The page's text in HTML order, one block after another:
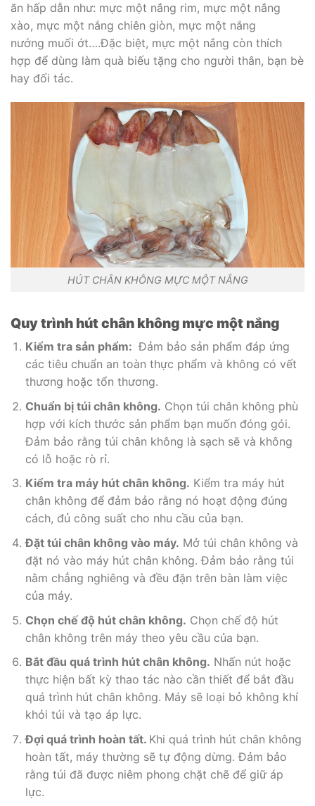
ăn hấp dẫn như: mực một nắng rim, mực một nắng
xào, mực một nắng chiên giòn, mực một nắng
nướng muối ớt….Đặc biệt, mực một nắng còn thích
hợp để dùng làm quà biếu tặng cho người thân, bạn bè
hay đối tác.
HÚT CHÂN KHÔNG MỰC MỘT NẮNG
Quy trình hút chân không mực một nắng
Kiểm tra sản phẩm: Đảm bảo sản phẩm đáp ứng
các tiêu chuẩn an toàn thực phẩm và không có vết
thương hoặc tổn thương.
Chuẩn bị túi chân không. Chọn túi chân không phù
hợp với kích thước sản phẩm bạn muốn đóng gói.
Đảm bảo rằng túi chân không là sạch sẽ và không
có lỗ hoặc rò rỉ.
Kiểm tra máy hút chân không. Kiểm tra máy hút
chân không để đảm bảo rằng nó hoạt động đúng
cách, đủ công suất cho nhu cầu của bạn.
Đặt túi chân không vào máy. Mở túi chân không và
đặt nó vào máy hút chân không. Đảm bảo rằng túi
nằm chẳng nghiêng và đều đặn trên bàn làm việc
của máy.
Chọn chế độ hút chân không. Chọn chế độ hút
chân không trên máy theo yêu cầu của bạn.
Bắt đầu quá trình hút chân không. Nhấn nút hoặc
thực hiện bất kỳ thao tác nào cần thiết để bắt đầu
quá trình hút chân không. Máy sẽ loại bỏ không khí
khỏi túi và tạo áp lực.
Đợi quá trình hoàn tất. Khi quá trình hút chân không
hoàn tất, máy thường sẽ tự động dừng. Đảm bảo
rằng túi đã được niêm phong chặt chẽ để giữ áp
lực.